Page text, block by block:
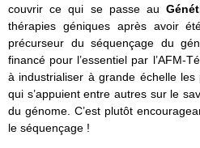
couvrir ce qui se passe au
thérapies géniques après avoir
précurseur du séquençage du
financé pour l’essentiel par l’AFM-
à industrialiser à grande échelle
qui s’appuient entre autres sur le
du génome. C’est plutôt
le séquençage !